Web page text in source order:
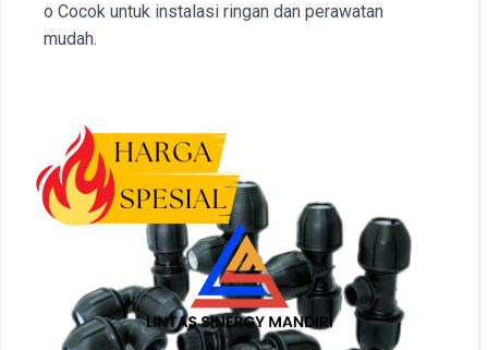
o Cocok untuk instalasi ringan dan perawatan
mudah.